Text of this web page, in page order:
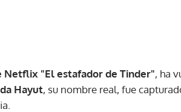
Netflix "El estafador de Tinder", ha
Hayut, su nombre real, fue